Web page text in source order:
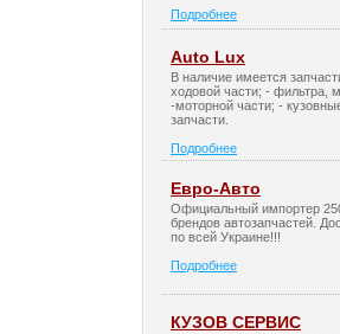
Подробнее
Auto Lux
В наличие имеется
ходовой части; - фильтра,
-моторной части; -
запчасти.
Подробнее
Евро-Авто
Официальный импортер
брендов автозапчастей.
по всей Украине!!!
Подробнее
КУЗОВ СЕРВИС